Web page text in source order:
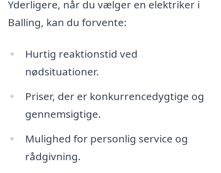
Yderligere, når du vælger en elektriker i
Balling, kan du forvente:
Hurtig reaktionstid ved
nødsituationer.
Priser, der er konkurrencedygtige og
gennemsigtige.
Mulighed for personlig service og
rådgivning.